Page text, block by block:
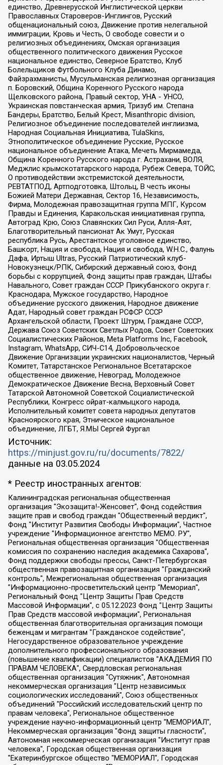
единство, Древнерусской Инглистической церкви
Православных Староверов-Инглингов, Русский
общенациональный союз, Движение против нелегальной
иммиграции, Кровь и Честь, О свободе совести и о
религиозных объединениях, Омская организация
общественного политического движения Русское
национальное единство, Северное Братство, Клуб
Болельщиков Футбольного Клуба Динамо,
Файзрахманисты, Мусульманская религиозная организация
п. Боровский, Община Коренного Русского народа
Щелковского района, Правый сектор, УНА - УНСО,
Украинская повстанческая армия, Тризуб им. Степана
Бандеры, Братство, Белый Крест, Misanthropic division,
Религиозное объединение последователей инглиизма,
Народная Социальная Инициатива, TulaSkins,
Этнополитическое объединение Русские, Русское
национальное объединение Атака, Мечеть Мирмамеда,
Община Коренного Русского народа г. Астрахани, ВОЛЯ,
Меджлис крымскотатарского народа, Рубеж Севера, ТОЙС,
О противодействии экстремистской деятельности,
РЕВТАТПОД, Артподготовка, Штольц, В честь иконы
Божией Матери Державная, Сектор 16, Независимость,
Фирма, Молодежная правозащитная группа МПГ, Курсом
Правды и Единения, Каракольская инициативная группа,
Автоград Крю, Союз Славянских Сил Руси, Алля-Аят,
Благотворительный пансионат Ак Умут, Русская
республика Русь, Арестантское уголовное единство,
Башкорт, Нация и свобода, Нация и свобода, W.H.С., Фалунь
Дафа, Иртыш Ultras, Русский Патриотический клуб-
Новокузнецк/РПК, Сибирский державный союз, Фонд
борьбы с коррупцией, Фонд защиты прав граждан, Штабы
Навального, Совет граждан СССР Прикубанского округа г.
Краснодара, Мужское государство, Народное
объединение русского движения, Народное движение
Адат, Народный совет граждан РСФСР СССР
Архангельской области, Проект Штурм, Граждане СССР,
Держава Союз Советских Светлых Родов, Совет Советских
Социалистических Районов, Meta Platforms Inc, Facebook,
Instagram, WhatsApp, СИЧ-С14, Добровольческое
Движение Организации украинских националистов, Черный
Комитет, Татарстанское Региональное Всетатарское
общественное движение, Невоград, Молодежное
Демократическое Движение Весна, Верховный Совет
Татарской Автономной Советской Социалистической
Республики, Конгресс ойрат-калмыцкого народа,
Исполнительный комитет совета народных депутатов
Красноярского края, Этническое национальное
объединение, ЛГБТ, Я.МЫ Сергей Фургал
Источник:
https://minjust.gov.ru/ru/documents/7822/
данные на 03.05.2024
* Реестр иностранных агентов:
Калининградская региональная общественная организация "Экозащита!-Женсовет", Фонд содействия защите прав и свобод граждан "Общественный вердикт", Фонд "Институт Развития Свободы Информации", Частное учреждение "Информационное агентство МЕМО. РУ", Региональная общественная организация "Общественная комиссия по сохранению наследия академика Сахарова", Фонд поддержки свободы прессы, Санкт-Петербургская общественная правозащитная организация "Гражданский контроль", Межрегиональная общественная организация "Информационно-просветительский центр "Мемориал", Региональный Фонд "Центр Защиты Прав Средств Массовой Информации", с 05.12.2023 Фонд "Центр Защиты Прав Средств массовой информации", Региональная общественная благотворительная организация помощи беженцам и мигрантам "Гражданское содействие", Негосударственное образовательное учреждение дополнительного профессионального образования (повышение квалификации) специалистов "АКАДЕМИЯ ПО ПРАВАМ ЧЕЛОВЕКА", Свердловская региональная общественная организация "Сутяжник", Автономная некоммерческая организация "Центр независимых социологических исследований", Союз общественных объединений "Российский исследовательский центр по правам человека", Региональное общественное учреждение научно-информационный центр "МЕМОРИАЛ", Некоммерческая организация "Фонд защиты гласности", Автономная некоммерческая организация "Институт прав человека", Городская общественная организация "Екатеринбургское общество "МЕМОРИАЛ", Городская общественная организация "Рязанское историко-просветительское и правозащитное общество "Мемориал" (Рязанский Мемориал), Челябинский региональный орган общественной самодеятельности – женское общественное объединение "Женщины Евразии", Челябинский региональный орган общественной самодеятельности "Уральская правозащитная группа", Фонд содействия защите здоровья и социальной справедливости имени Андрея Рылькова, Автономная Некоммерческая Организация "Аналитический Центр Юрия Левады", Автономная некоммерческая организация социальной поддержки населения "Проект Апрель", Региональная общественная организация помощи женщинам и детям, находящимся в кризисной ситуации "Информационно-методический центр "Анна", Фонд содействия развитию массовых коммуникаций и правовому просвещению "Так-так-Так", Фонд содействия устойчивому развитию "Серебряная тайга", Свердловский региональный общественный фонд социальных проектов "Новое время", "Idel.Реалии", Кавказ.Реалии, Крым.Реалии, Телеканал Настоящее Время, Татаро-башкирская служба Радио Свобода (Azatliq Radiosi), Радио Свободная Европа/Радио Свобода (PCE/PC), "Сибирь.Реалии", "Фактограф", Благотворительный фонд помощи осужденным и их семьям, Автономная некоммерческая организация "Институт глобализации и социальных движений", Фонд "В защиту прав заключенных", Частное учреждение "Центр поддержки и содействия развитию средств массовой информации", Пензенский региональный общественный благотворительный фонд "Гражданский союз", "Север.Реалии", Некоммерческая организация Фонд "Правовая инициатива", Общество с ограниченной ответственностью "Радио Свободная Европа/Радио Свобода", Чешское информационное агентство "MEDIUM-ORIENT", Красноярская региональная общественная организация "Мы против СПИДа", Камалягин Денис Николаевич, Маркелов Сергей Евгеньевич, Пономарев Лев Александрович, Савицкая Людмила Алексеевна, Автономная некоммерческая организация "Центр по работе с проблемой насилия "НАСИЛИЮ.НЕТ", Межрегиональный профессиональный союз работников здравоохранения "Альянс врачей", Юридическое лицо, зарегистрированное в Латвийской Республике, SIA "Medusa Project" (регистрационный номер 40103797863, дата регистрации 10.06.2014), Некоммерческая организация "Фонд по борьбе с коррупцией", Автономная некоммерческая организация "Институт права и публичной политики", Баданин Роман Сергеевич, Гликин Максим Александрович, Железнова Мария Михайловна, Лукьянова Юлия Сергеевна, Маетная Елизавета Витальевна, Маняхин Петр Борисович, Чуракова Ольга Владимировна, Ярош Юлия Петровна, Юридическое лицо "The Insider SIA", зарегистрированное в Риге, Латвийская Республика (дата регистрации 26.06.2015), являющееся администратором доменного имени интернет-издания "The Insider SIA", https://theins.ru, Постернак Алексей Евгеньевич, Рубин Михаил Аркадьевич, Анин Роман Александрович, Юридическое лицо Istories fonds, зарегистрированное в Латвийской Республике (регистрационный номер 50008295751, дата регистрации 24.02.2020), Великовский Дмитрий Александрович, Долинина Ирина Николаевна, Мароховская Алеся Алексеевна, Шлейнов Роман Юрьевич, Шмагун Олеся Валентиновна, Общество с ограниченной ответственностью "Альтаир 2021", Общество с ограниченной ответственностью "Вега 2021", Общество с ограниченной ответственностью "Главный редактор 2021", Общество с ограниченной ответственностью "Ромашки монолит", Важенков Артем Валерьевич, Ивановская областная общественная организация "Центр гендерных исследований", Гурман Юрий Альбертович, Медиапроект "ОВД-Инфо", Егоров Владимир Владимирович, Жилинский Владимир Александрович, Общество с ограниченной ответственностью "ЗП", Иванова София Юрьевна, Карезина Инна Павловна, Кильтау Екатерина Викторовна, Петров Алексей Викторович, Пискунов Сергей Евгеньевич, Смирнов Сергей Сергеевич, Тихонов Михаил Сергеевич, Общество с ограниченной ответственностью "ЖУРНАЛИСТ-ИНОСТРАННЫЙ АГЕНТ", Арапова Галина Юрьевна, Вольтская Татьяна Анатольевна, Американская компания "Mason G.E.S. Anonymous Foundation" (США), являющаяся владельцем интернет-издания https://mnews.world/, Компания "Stichting Bellingcat", зарегистрированная в Нидерландах (дата регистрации 11.07.2018), Захаров Андрей Вячеславович, Клепиковская Екатерина Дмитриевна, Общество с ограниченной ответственностью "МЕМО", Перл Роман Александрович, Симонов Евгений Алексеевич, Соловьева Елена Анатольевна, Сотников Даниил Владимирович, Сурначева Елизавета Дмитриевна, Автономная некоммерческая организация по защите прав человека и информированию населения "Якутия – Наше Мнение", Общество с ограниченной ответственностью "Москоу диджитал медиа", с 26.01.2023 Общество с ограниченной ответственностью "Чайка Белые сады", Ветошкина Валерия Валерьевна, Заговора Максим Александрович, Межрегиональное общественное движение "Российская ЛГБТ - сеть", Оленичев Максим Владимирович, Павлов Иван Юрьевич, Скворцова Елена Сергеевна, Общество с ограниченной ответственностью "Как бы инагент", Кочетков Игорь Викторович, Общество с ограниченной ответственностью "Честные выборы", Еланчик Олег Александрович, Общество с ограниченной ответственностью "Нобелевский призыв", Гималова Регина Эмилевна, Григорьев Андрей Валерьевич, Григорьева Алина Александровна, Ассоциация по содействию защите прав призывников, альтернативнослужащих и военнослужащих "Правозащитная группа "Гражданин.Армия.Право", Хисамова Регина Фаритовна, Автономная некоммерческая организация по реализации социально-правовых программ "Лилит", Дальневосточное общественное движение "Маяк", Санкт-Петербургская ЛГБТ-инициативная группа "Выход", Инициативная группа ЛГБТ+ "Реверс", Алексеев Андрей Викторович, Бекбулатова Таисия Львовна, Беляев Иван Михайлович, Владыкина Елена Сергеевна, Гельман Марат Александрович, Никульшина Вероника Юрьевна, Толоконникова Надежда Андреевна, Шендерович Виктор Анатольевич, Общество с ограниченной ответственностью "Данное сообщение", Общество с ограниченной ответственностью Издательский дом "Новая глава", Айнбиндер Александра Александровна, Московский комьюнити-центр для ЛГБТ+инициатив, Благотворительный фонд развития филантропии, Deutsche Welle (Германия, Kurt-Schumacher-Strasse 3, 53113 Bonn), Борзунова Мария Михайловна, Воробьев Виктор Викторович, Голубева Анна Львовна, Константинова Алла Михайловна, Малкова Ирина Владимировна, Мурадов Мурад Абдулгалимович, Осетинская Елизавета Николаевна, Понасенков Евгений Николаевич, Ганапольский Матвей Юрьевич, Киселев Евгений Алексеевич, Борухович Ирина Григорьевна, Дремин Иван Тимофеевич, Дубровский Дмитрий Викторович, Красноярская региональная общественная организация поддержки и развития альтернативных образовательных технологий и межкультурных коммуникаций "ИНТЕРРА", Маяковская Екатерина Алексеевна, Фейгин Марк Захарович, Филимонов Андрей Викторович, Дзугкоева Регина Николаевна, Доброхотов Роман Александрович, Дудь Юрий Александрович, Елкин Сергей Владимирович, Кругликов Кирилл Игоревич, Сабунаева Мария Леонидовна, Семенов Алексей Владимирович, Шаинян Карен Багратович, Шульман Екатерина Михайловна, Асафьев Артур Валерьевич, Вахштайн Виктор Семенович, Венедиктов Алексей Алексеевич, Лушникова Екатерина Евгеньевна, Волков Леонид Михайлович, Невзоров Александр Глебович, Пархоменко Сергей Борисович, Сироткин Ярослав Николаевич, Кара-Мурза Владимир Владимирович, Баранова Наталья Владимировна, Гозман Леонид Яковлевич, Кагарлицкий Борис Юльевич, Климарев Михаил Валерьевич, Милов Владимир Станиславович, Автономная некоммерческая организация Краснодарский центр современного искусства "Типография", Моргенштерн Алишер Тагирович, Соболь Любовь Эдуардовна, Общество с ограниченной ответственностью "ЛИЗА НОРМ", Каспаров Гарри Кимович, Ходорковский Михаил Борисович, Общество с ограниченной ответственностью "Апрельские тезисы", Данилович Ирина Брониславовна, Кашин Олег Владимирович, Петров Николай Владимирович, Пивоваров Алексей Владимирович, Соколов Михаил Владимирович, Цветкова Юлия Владимировна, Чичваркин Евгений Александрович, Комитет против пыток/Команда против пыток, Общество с ограниченной ответственностью "Первый научный", Общество с ограниченной ответственностью "Вертолет и ко", Белоцерковская Вероника Борисовна, Кац Максим Евгеньевич, Лазарева Татьяна Юрьевна, Шаведдинов Руслан Табризович, Яшин Илья Валерьевич, Общество с ограниченной ответственностью "Иноагент ААВ", Алешковский Дмитрий Петрович, Альбац Евгения Марковна, Быков Дмитрий Львович, Галямина Юлия Евгеньевна, Лойко Сергей Леонидович, Мартынов Кирилл Константинович, Медведев Сергей Александрович, Крашенинников Федор Геннадиевич, Гордеева Катерина Вл